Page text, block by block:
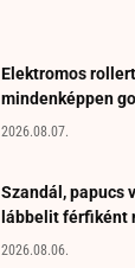
Elektromos
mindenképpen
2026.08.07.
Szandál, papucs
lábbelit férfiként
2026.08.06.